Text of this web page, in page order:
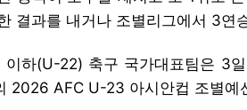
결과를 내거나 조별리그에서 3연
이하(U-22) 축구 국가대표팀은 3
2026 AFC U-23 아시안컵 조별예